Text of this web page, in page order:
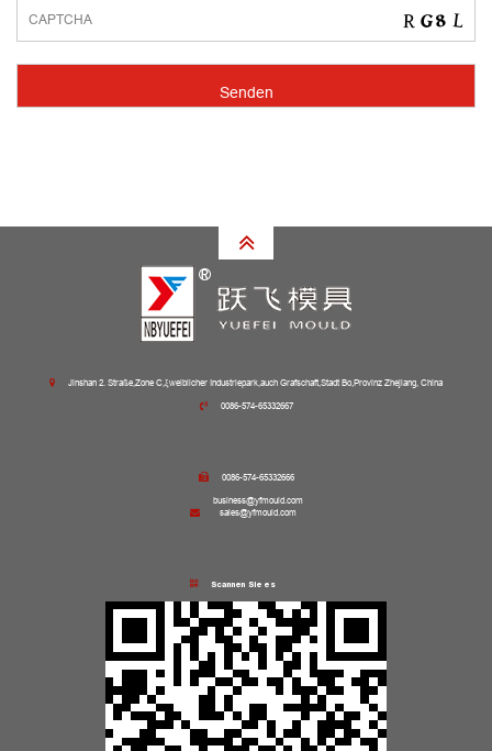
Jinshan 2. Straße,Zone C,ξweiblicher Industriepark,auch Grafschaft,Stadt Bo,Provinz Zhejiang, China
0086-574-65332667
0086-574-65332666
business@yfmould.com
sales@yfmould.com
Scannen Sie es